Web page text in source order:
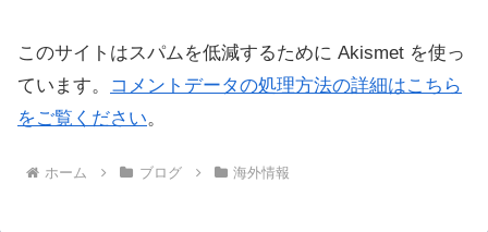
このサイトはスパムを低減するために Akismet を使っ
ています。
コメントデータの処理方法の詳細はこちら
をご覧ください。
ホーム ブログ 海外情報